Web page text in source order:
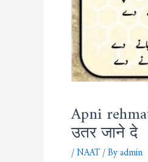
Apni
उतर जाने दे
/NAAT/ Byadmin